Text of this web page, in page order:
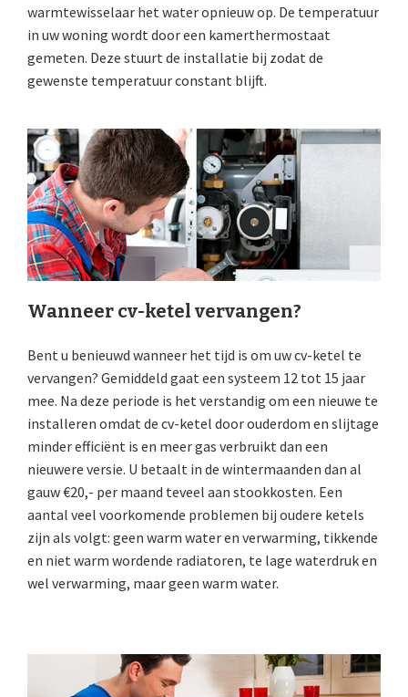
warmtewisselaar het water opnieuw op. De temperatuur
in uw woning wordt door een kamerthermostaat
gemeten. Deze stuurt de installatie bij zodat de
gewenste temperatuur constant blijft.
Wanneer cv-ketel vervangen?
Bent u benieuwd wanneer het tijd is om uw cv-ketel te
vervangen? Gemiddeld gaat een systeem 12 tot 15 jaar
mee. Na deze periode is het verstandig om een nieuwe te
installeren omdat de cv-ketel door ouderdom en slijtage
minder efficiënt is en meer gas verbruikt dan een
nieuwere versie. U betaalt in de wintermaanden dan al
gauw €20,- per maand teveel aan stookkosten. Een
aantal veel voorkomende problemen bij oudere ketels
zijn als volgt: geen warm water en verwarming, tikkende
en niet warm wordende radiatoren, te lage waterdruk en
wel verwarming, maar geen warm water.